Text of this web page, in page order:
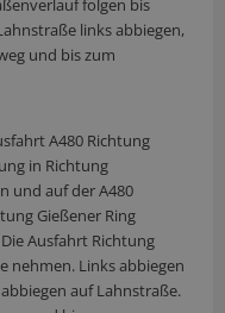
folgen bis
links abbiegen,
und bis zum
A480 Richtung
in Richtung
und auf der A480
Gießener Ring
Ausfahrt Richtung
nehmen. Links abbiegen
auf Lahnstraße.